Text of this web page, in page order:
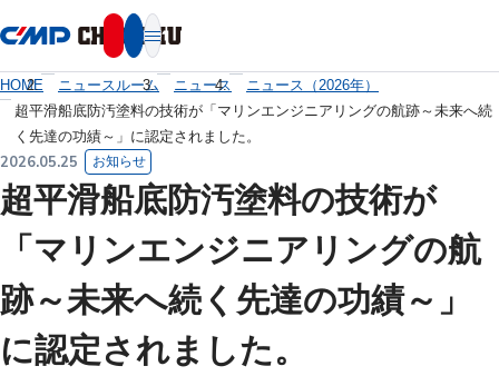
HOME ニュースルーム ニュース
ニュース（2026年）
超平滑船底防汚塗料の技術が「マリンエンジニアリングの航跡～未来へ続
く先達の功績～」に認定されました。
2026.05.25 お知らせ
超平滑船底防汚塗料の技術が
「マリンエンジニアリングの航
跡～未来へ続く先達の功績～」
に認定されました。